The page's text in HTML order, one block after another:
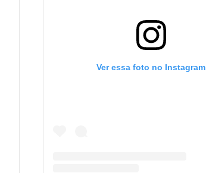
Ver essa foto no Instagram